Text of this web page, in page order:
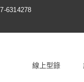
6314278
線上型錄